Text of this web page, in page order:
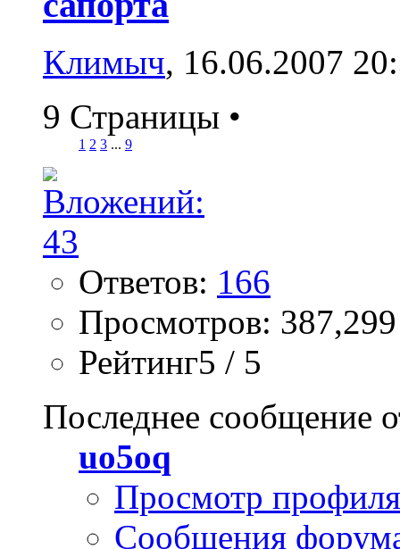
Климыч, 16.06.2007
9 Страницы •
1 2 3 ... 9
Ответов: 166
Просмотров: 387,299
Рейтинг5 / 5
Последнее сообщение
uo5oq
Просмотр профиля
Сообщения